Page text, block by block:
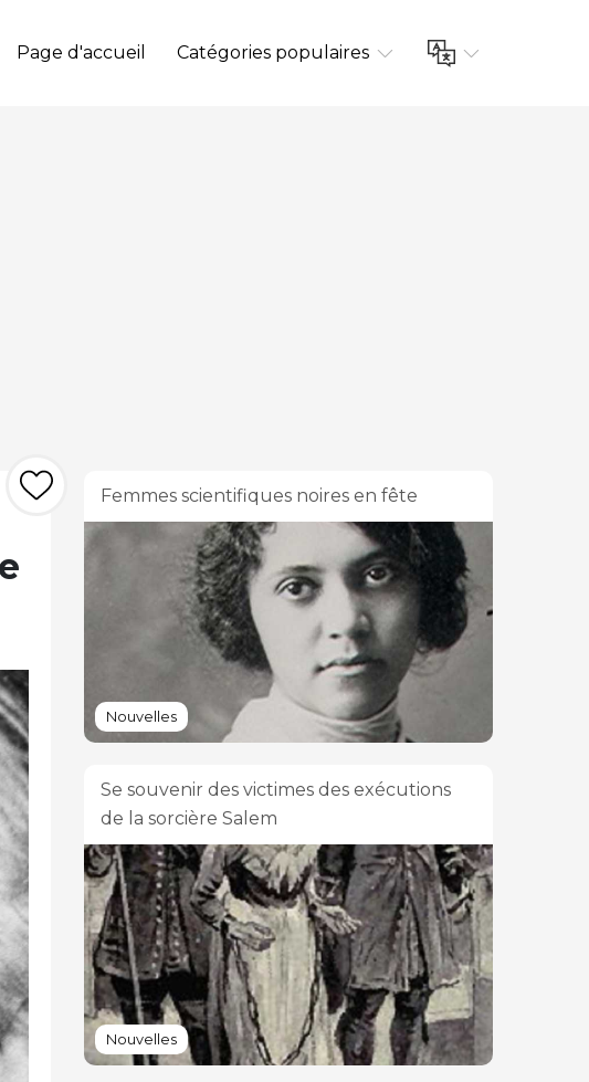
Page d'accueil Catégories populaires
Femmes scientifiques noires en fête
Nouvelles
Se souvenir des victimes des exécutions
de la sorcière Salem
Nouvelles